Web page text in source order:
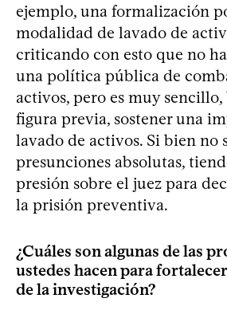
ejemplo, una formalización
modalidad de lavado de
criticando con esto que no
una política pública de
activos, pero es muy
figura previa, sostener una
lavado de activos. Si bien no
presunciones absolutas,
presión sobre el juez para
la prisión preventiva.
¿Cuáles son algunas de las
ustedes hacen para
de la investigación?